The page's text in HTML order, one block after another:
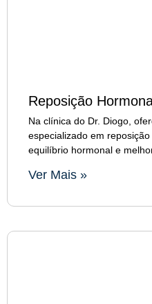
Reposição
Na clínica do Dr. Diogo,
especializado em
equilíbrio hormonal e
Ver Mais »